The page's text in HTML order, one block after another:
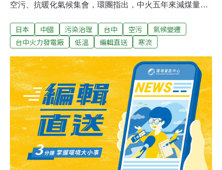
空污、抗暖化氣候集會，環團指出，中火五年來減煤量
中火燃煤。中部環團日前也公布台中火力發電廠PM2.5濃
度最高的測站，南投縣竹山和埔里受害最大，呼籲四年內
火山觀測站可監測地底火山大屯火山是活火山，國科會和
內政部合作在大屯山設立大屯火山觀測站，成為全球首座
蓋在火山上的觀測站。22日特別開箱，展示科普與改良設
計的成果。國科會指出，大屯火山觀測站採用全球定位系
統GPS以及傾斜儀，監測大屯火山群的地殼變形。如果大
屯火山群地底下有岩漿移動或火山活動，就可以透過地殼
變形監測的變化，掌握最新狀況，即時反應、因應。 （公
視新聞網報導）
日本 中國 污染治理 台中 空污
氣候變遷
台中火力發電廠
低溫 編輯直送 寒流